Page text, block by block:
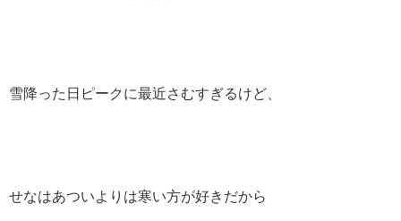
雪降った日ピークに最近さむすぎるけど、
せなはあついよりは寒い方が好きだから